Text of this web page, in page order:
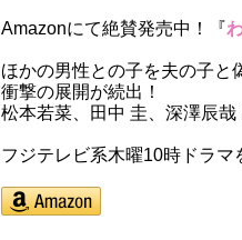
Amazonにて絶賛発売中！『
ほかの男性との子を夫の子と
衝撃の展開が続出！
松本若菜、田中 圭、深澤辰
フジテレビ系木曜10時ドラマ